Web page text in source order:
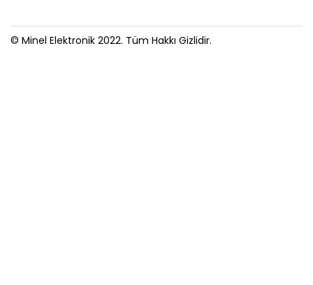
© Minel Elektronik 2022. Tüm Hakkı Gizlidir.